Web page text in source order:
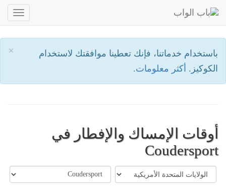
×
باستخدام خدماتنا، فإنك تعطينا موافقتك لاستخدام
الكوكيز. أكثر معلومات.
أوقات الإمساك والإفطار في
Coudersport